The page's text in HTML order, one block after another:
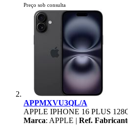
Preço sob consulta
APPMXVU3QL/A
APPLE IPHONE 16 PLUS
Marca: APPLE | Ref.